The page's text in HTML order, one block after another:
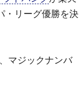
・リーグ優勝を決
マジックナンバ